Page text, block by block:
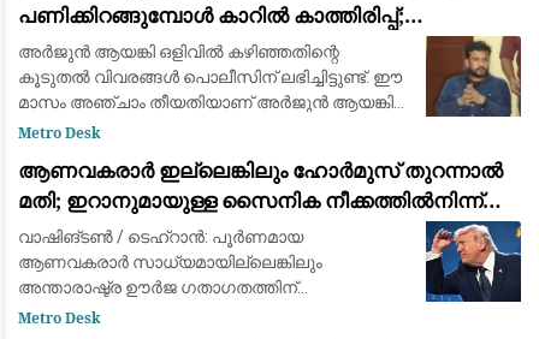
പണിക്കിറങ്ങുമ്പോൾ കാറിൽ കാത്തിരിപ്പ്;
നിർണായക വിവരങ്ങൾ പോലീസിന്
അര്‍ജുന്‍ ആയങ്കി ഒളിവില്‍ കഴിഞ്ഞതിന്റെ
കൂടുതല്‍ വിവരങ്ങള്‍ പൊലീസിന് ലഭിച്ചിട്ടുണ്ട്. ഈ
മാസം അഞ്ചാം തീയതിയാണ് അര്‍ജുന്‍ ആയങ്കി
കണ്ണൂരിലെത്തിയത്. ആറാം തീയതി
Metro Desk
ആണവകരാർ ഇല്ലെങ്കിലും ഹോർമുസ് തുറന്നാൽ
മതി; ഇറാനുമായുള്ള സൈനിക നീക്കത്തിൽനിന്ന്
പിൻവാങ്ങാൻ ട്രംപ്
വാഷിങ്ടൺ / ടെഹ്റാൻ: പൂർണമായ
ആണവകരാർ സാധ്യമായില്ലെങ്കിലും
അന്താരാഷ്ട്ര ഊർജ ഗതാഗതത്തിന്
നിർണായകമായ ഹോർമുസ് കടലിടുക്ക് വീണ്ടും
Metro Desk